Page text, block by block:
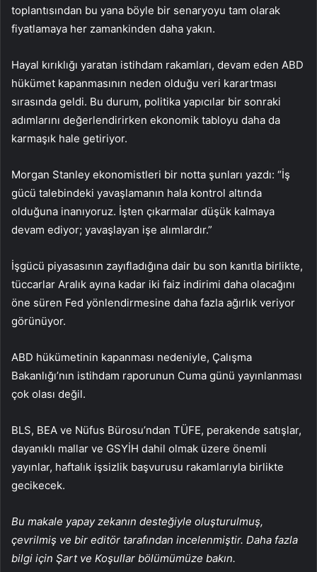
toplantısından bu yana böyle bir senaryoyu tam olarak
fiyatlamaya her zamankinden daha yakın.
Hayal kırıklığı yaratan istihdam rakamları, devam eden ABD
hükümet kapanmasının neden olduğu veri karartması
sırasında geldi. Bu durum, politika yapıcılar bir sonraki
adımlarını değerlendirirken ekonomik tabloyu daha da
karmaşık hale getiriyor.
Morgan Stanley ekonomistleri bir notta şunları yazdı: “İş
gücü talebindeki yavaşlamanın hala kontrol altında
olduğuna inanıyoruz. İşten çıkarmalar düşük kalmaya
devam ediyor; yavaşlayan işe alımlardır.”
İşgücü piyasasının zayıfladığına dair bu son kanıtla birlikte,
tüccarlar Aralık ayına kadar iki faiz indirimi daha olacağını
öne süren Fed yönlendirmesine daha fazla ağırlık veriyor
görünüyor.
ABD hükümetinin kapanması nedeniyle, Çalışma
Bakanlığı’nın istihdam raporunun Cuma günü yayınlanması
çok olası değil.
BLS, BEA ve Nüfus Bürosu’ndan TÜFE, perakende satışlar,
dayanıklı mallar ve GSYİH dahil olmak üzere önemli
yayınlar, haftalık işsizlik başvurusu rakamlarıyla birlikte
gecikecek.
Bu makale yapay zekanın desteğiyle oluşturulmuş,
çevrilmiş ve bir editör tarafından incelenmiştir. Daha fazla
bilgi için Şart ve Koşullar bölümümüze bakın.